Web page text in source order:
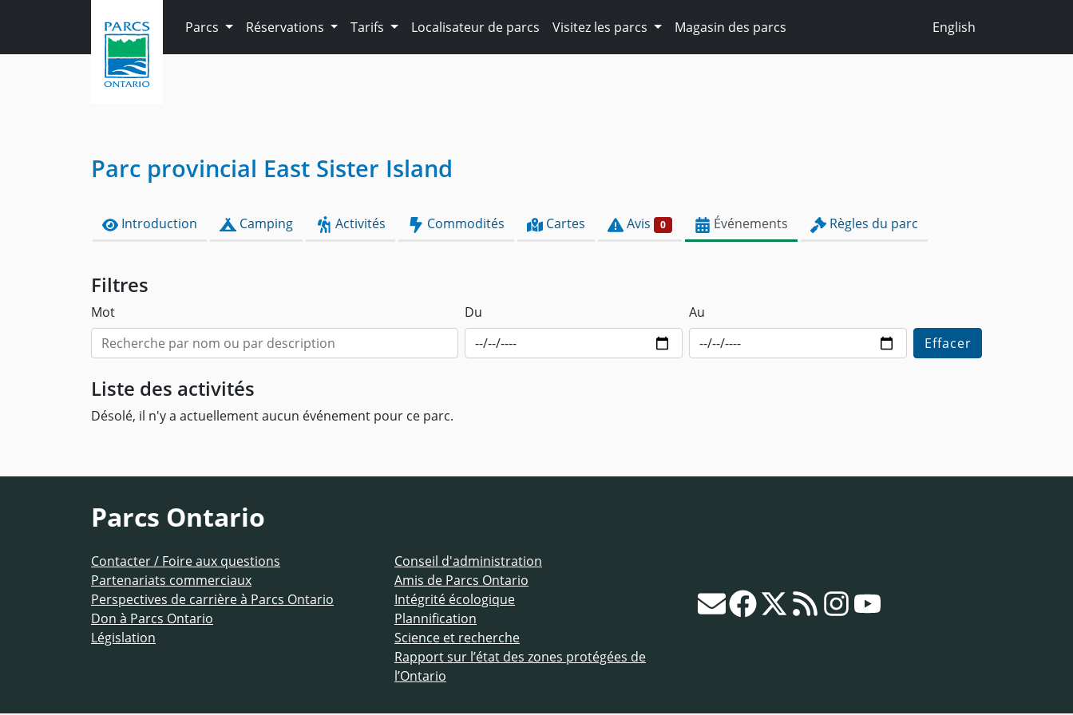
Parcs
Réservations Tarifs Localisateur de parcs Visitez les parcs Magasin des parcs English
Parc provincial East Sister Island
Introduction Camping Activités Commodités Cartes Avis 0 Événements Règles du parc
Filtres
Mot Du
Au
Effacer
Liste des activités
Désolé, il n'y a actuellement aucun événement pour ce parc.
Parcs Ontario
Contacter / Foire aux questions
Partenariats commerciaux
Perspectives de carrière à Parcs Ontario
Don à Parcs Ontario
Législation
Conseil d'administration
Amis de Parcs Ontario
Intégrité écologique
Plannification
Science et recherche
Rapport sur l’état des zones protégées de
l’Ontario